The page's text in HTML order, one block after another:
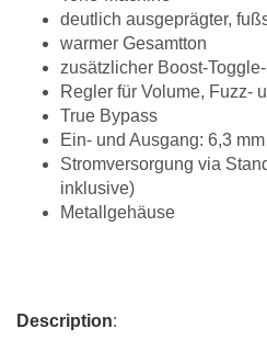
deutlich ausgeprägter,
warmer Gesamtton
zusätzlicher Boost-
Regler für Volume, Fuzz-
True Bypass
Ein- und Ausgang: 6,3
Stromversorgung via
inklusive)
Metallgehäuse
Description: